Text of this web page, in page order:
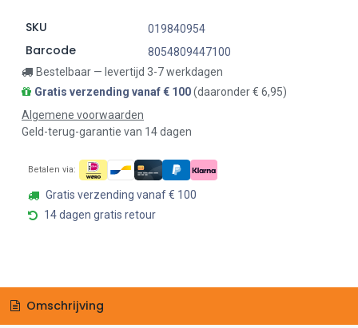
SKU 019840954
Barcode
8054809447100
Bestelbaar — levertijd 3-7 werkdagen
Gratis verzending vanaf € 100(daaronder € 6,95)
Algemene voorwaarden
Geld-terug-garantie van 14 dagen
Betalen via:
Gratis verzending vanaf € 100
14 dagen gratis retour
Omschrijving